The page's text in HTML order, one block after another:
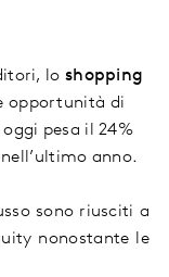
lo shopping
opportunità di
oggi pesa il 24%
nell’ultimo anno.
sono riusciti a
nonostante le